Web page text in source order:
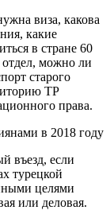
виза, какова
какие
в стране 60
отдел, можно ли
старого
ТР
права.
в 2018 году
въезд, если
турецкой
целями
или деловая.